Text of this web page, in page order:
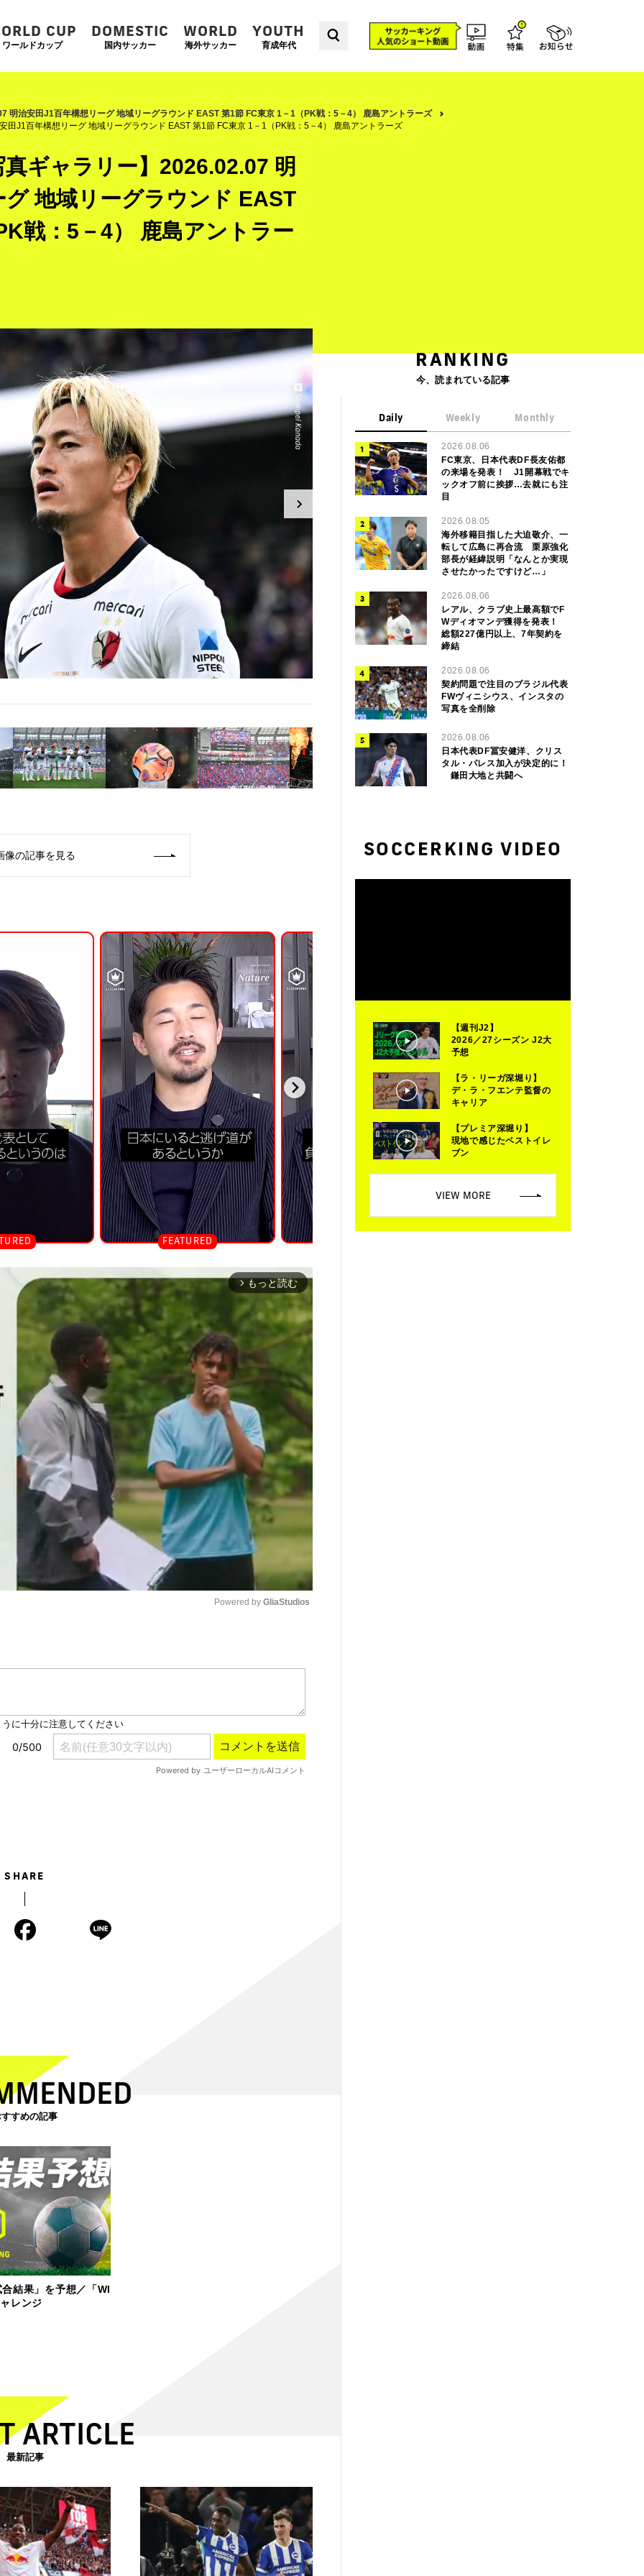
CUP
ワールドカップ
DOMESTIC
国内サッカー
WORLD
海外サッカー
YOUTH
育成年代
明治安田J1百年構想リーグ 地域リーグラウンド EAST 第1節 FC東京 1－1（PK戦：5－4） 鹿島アントラーズ
J1百年構想リーグ 地域リーグラウンド EAST 第1節 FC東京 1－1（PK戦：5－4） 鹿島アントラーズ
ギャラリー】2026.02.07 明
地域リーグラウンド EAST
戦：5－4） 鹿島アントラー
像の記事を見る
arrow_forward_ios もっと読む
Powered by GliaStudios
SHARE
すめの記事
結果」を予想／「WI
レンジ
ARTICLE
最新記事
RANKING
今、読まれている記事
Daily Weekly Monthly
2026.08.06
FC東京、日本代表DF長友佑都
の来場を発表！ J1開幕戦でキ
ックオフ前に挨拶…去就にも注
目
2026.08.05
海外移籍目指した大迫敬介、一
転して広島に再合流 栗原強化
部長が経緯説明「なんとか実現
させたかったですけど…」
2026.08.06
レアル、クラブ史上最高額でF
Wディオマンデ獲得を発表！
総額227億円以上、7年契約を
締結
2026.08.06
契約問題で注目のブラジル代表
FWヴィニシウス、インスタの
写真を全削除
2026.08.06
日本代表DF冨安健洋、クリス
タル・パレス加入が決定的に！
鎌田大地と共闘へ
SOCCERKING VIDEO
【週刊J2】
2026／27シーズン J2大
予想
【ラ・リーガ深堀り】
デ・ラ・フエンテ監督の
キャリア
【プレミア深堀り】
現地で感じたベストイレ
ブン
VIEW MORE